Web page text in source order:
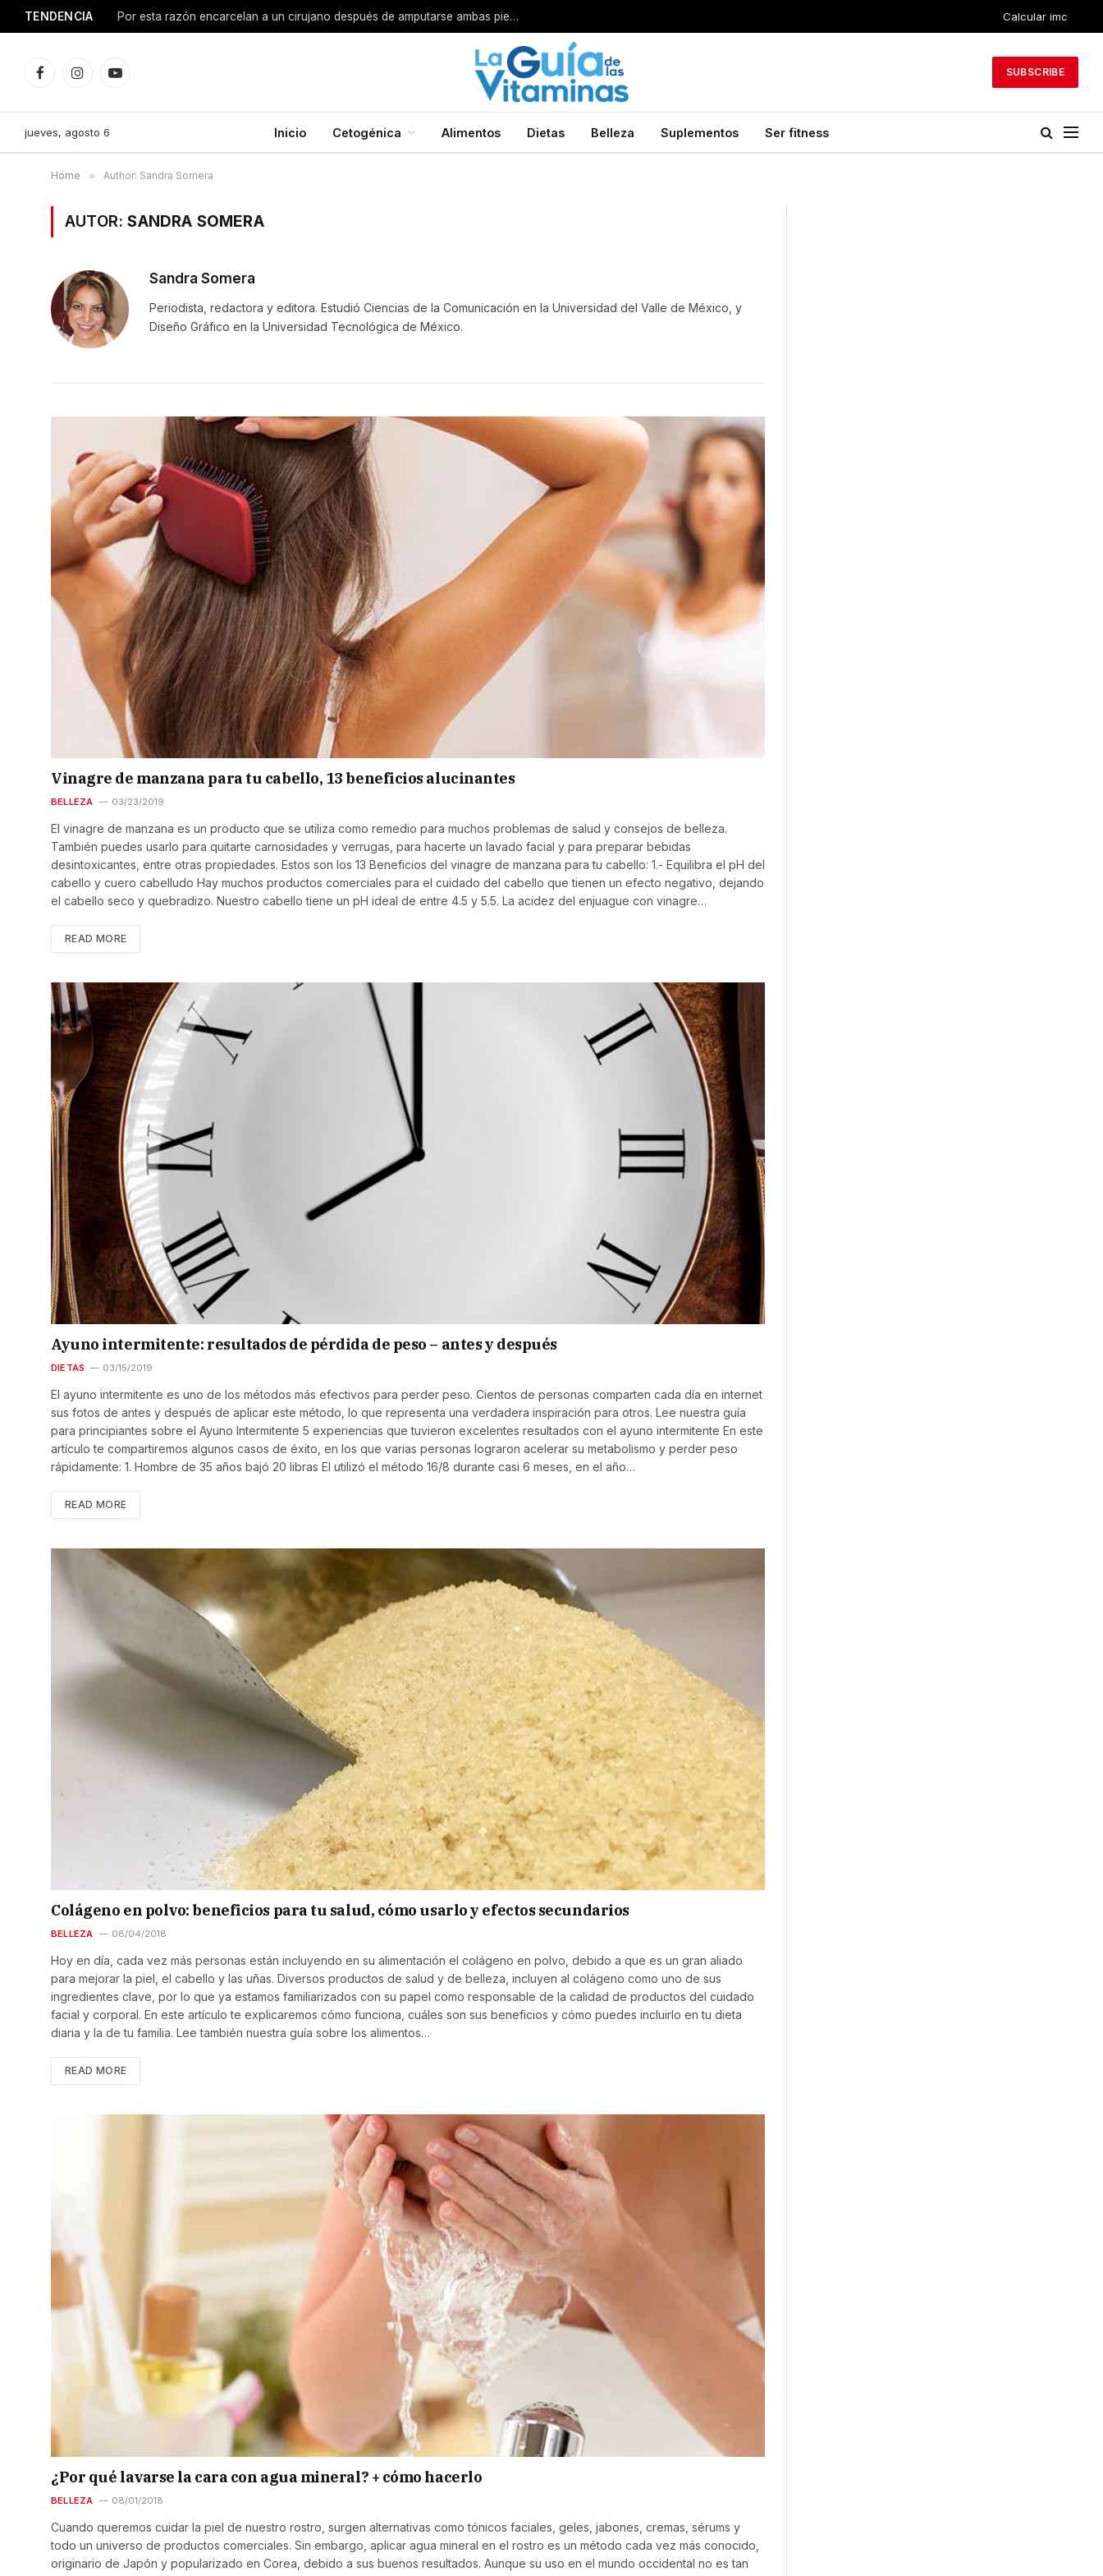
TENDENCIA Por esta razón encarcelan a un cirujano después de amputarse ambas piernas Calcular imc
FacebookInstagramYouTube
SUBSCRIBE
jueves, agosto 6 Inicio Cetogénica Alimentos Dietas Belleza Suplementos Ser fitness
Home » Author: Sandra Somera
AUTOR:SANDRA SOMERA
Sandra Somera
Periodista, redactora y editora. Estudió Ciencias de la Comunicación en la Universidad del Valle de México, y
Diseño Gráfico en la Universidad Tecnológica de México.
Vinagre de manzana para tu cabello, 13 beneficios alucinantes
BELLEZA 03/23/2019
El vinagre de manzana es un producto que se utiliza como remedio para muchos problemas de salud y consejos de belleza.
También puedes usarlo para quitarte carnosidades y verrugas, para hacerte un lavado facial y para preparar bebidas
desintoxicantes, entre otras propiedades. Estos son los 13 Beneficios del vinagre de manzana para tu cabello: 1.- Equilibra el pH del
cabello y cuero cabelludo Hay muchos productos comerciales para el cuidado del cabello que tienen un efecto negativo, dejando
el cabello seco y quebradizo. Nuestro cabello tiene un pH ideal de entre 4.5 y 5.5. La acidez del enjuague con vinagre…
READ MORE
Ayuno intermitente: resultados de pérdida de peso – antes y después
DIETAS 03/15/2019
El ayuno intermitente es uno de los métodos más efectivos para perder peso. Cientos de personas comparten cada día en internet
sus fotos de antes y después de aplicar este método, lo que representa una verdadera inspiración para otros. Lee nuestra guía
para principiantes sobre el Ayuno Intermitente 5 experiencias que tuvieron excelentes resultados con el ayuno intermitente En este
artículo te compartiremos algunos casos de éxito, en los que varias personas lograron acelerar su metabolismo y perder peso
rápidamente: 1. Hombre de 35 años bajó 20 libras El utilizó el método 16/8 durante casi 6 meses, en el año…
READ MORE
Colágeno en polvo: beneficios para tu salud, cómo usarlo y efectos secundarios
BELLEZA 08/04/2018
Hoy en día, cada vez más personas están incluyendo en su alimentación el colágeno en polvo, debido a que es un gran aliado
para mejorar la piel, el cabello y las uñas. Diversos productos de salud y de belleza, incluyen al colágeno como uno de sus
ingredientes clave, por lo que ya estamos familiarizados con su papel como responsable de la calidad de productos del cuidado
facial y corporal. En este artículo te explicaremos cómo funciona, cuáles son sus beneficios y cómo puedes incluirlo en tu dieta
diaria y la de tu familia. Lee también nuestra guía sobre los alimentos…
READ MORE
¿Por qué lavarse la cara con agua mineral? + cómo hacerlo
BELLEZA 08/01/2018
Cuando queremos cuidar la piel de nuestro rostro, surgen alternativas como tónicos faciales, geles, jabones, cremas, sérums y
todo un universo de productos comerciales. Sin embargo, aplicar agua mineral en el rostro es un método cada vez más conocido,
originario de Japón y popularizado en Corea, debido a sus buenos resultados. Aunque su uso en el mundo occidental no es tan